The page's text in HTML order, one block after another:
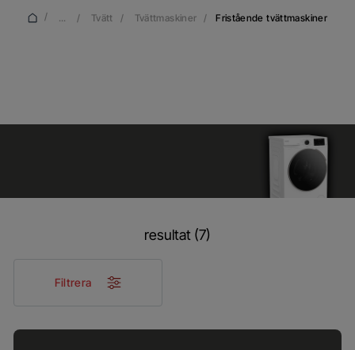
/ ... / Tvätt / Tvättmaskiner / Fristående tvättmaskiner
resultat (7)
Filtrera